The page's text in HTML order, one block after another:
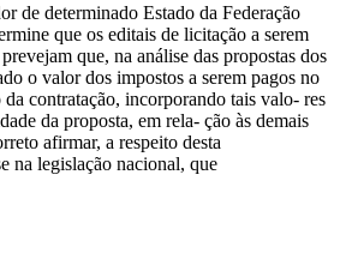
de determinado Estado da Federação
que os editais de licitação a serem
que, na análise das propostas dos
o valor dos impostos a serem pagos no
contratação, incorporando tais valo- res
da proposta, em rela- ção às demais
afirmar, a respeito desta
na legislação nacional, que